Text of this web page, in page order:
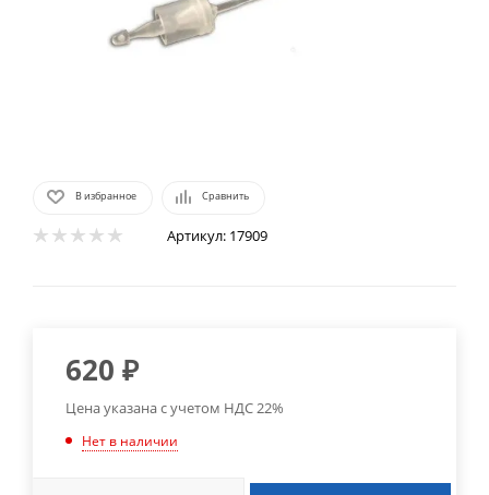
В избранное Сравнить
Артикул: 17909
620 ₽
Цена указана с учетом НДС 22%
Нет в наличии